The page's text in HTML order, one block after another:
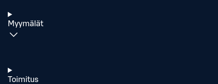
Myymälät
Toimitus